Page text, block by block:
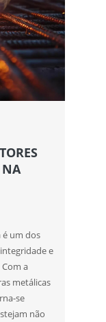
NA
é um dos
e
a
metálicas
se
não